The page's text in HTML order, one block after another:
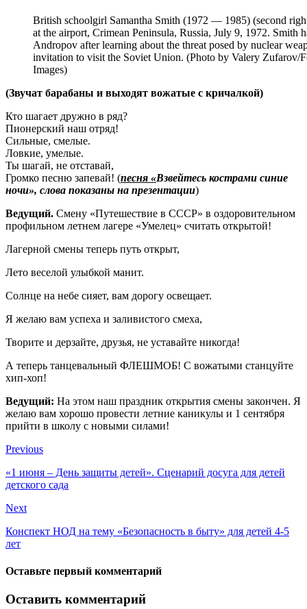
British schoolgirl Samantha Smith (1972 — 1985) (second
at the airport, Crimean Peninsula, Russia, July 9, 1972. Smith
Andropov after learning about the threat posed by nuclear
invitation to visit the Soviet Union. (Photo by Valery Zufarov/
Images)
(Звучат барабаны и выходят вожатые с кричалкой)
Кто шагает дружно в ряд?
Пионерский наш отряд!
Сильные, смелые.
Ловкие, умелые.
Ты шагай, не отставай,
Громко песню запевай! (песня «Взвейтесь кострами синие
ночи», слова показаны на презентации)
Ведущий. Смену «Путешествие в СССР» в оздоровительном
профильном летнем лагере «Умелец» считать открытой!
Лагерной смены теперь путь открыт,
Лето веселой улыбкой манит.
Солнце на небе сияет, вам дорогу освещает.
Я желаю вам успеха и заливистого смеха,
Творите и дерзайте, друзья, не уставайте никогда!
А теперь танцевальный ФЛЕШМОБ! С вожатыми станцуйте
хип-хоп!
Ведущий: На этом наш праздник открытия смены закончен. Я
желаю вам хорошо провести летние каникулы и 1 сентября
прийти в школу с новыми силами!
Previous
«1 июня – День защиты детей». Сценарий досуга для детей
детского сада
Next
Конспект НОД на тему «Безопасность в быту» для детей 4-5
лет
Оставьте первый комментарий
Оставить комментарий